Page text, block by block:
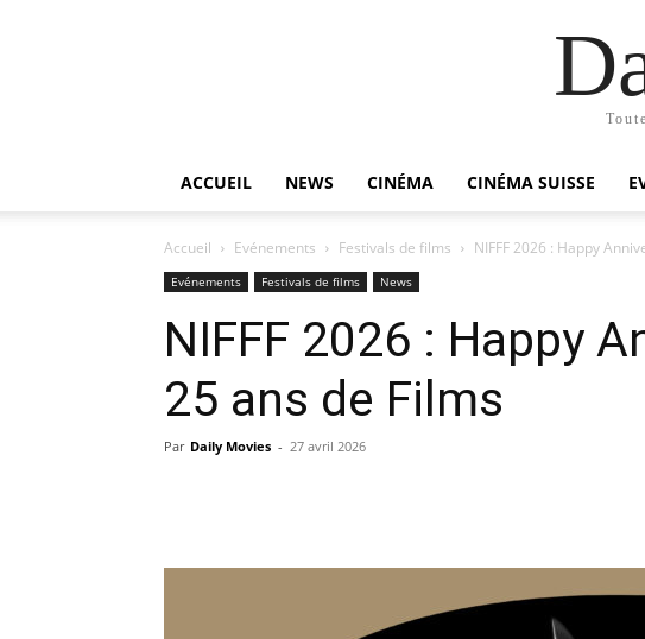
ACCUEIL NEWS CINÉMA CINÉMA SUISSE
Accueil Evénements Festivals de films NIFFF 2026 : Happy
Evénements Festivals de films News
NIFFF 2026 : Happy
25 ans de Films
Par Daily Movies - 27 avril 2026